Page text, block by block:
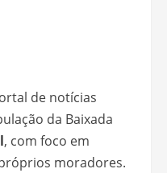
de notícias
da Baixada
, com foco em
moradores.